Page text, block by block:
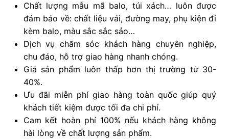
Chất lượng mẫu mã balo, túi xách… luôn được
đảm bảo về: chất liệu vải, đường may, phụ kiện đi
kèm balo, màu sắc sắc sảo…
Dịch vụ chăm sóc khách hàng chuyên nghiệp,
chu đáo, hỗ trợ giao hàng nhanh chóng.
Giá sản phẩm luôn thấp hơn thị trường từ 30-
40%.
Ưu đãi miễn phí giao hàng toàn quốc giúp quý
khách tiết kiệm được tối đa chi phí.
Cam kết hoàn phí 100% nếu khách hàng không
hài lòng về chất lượng sản phẩm.